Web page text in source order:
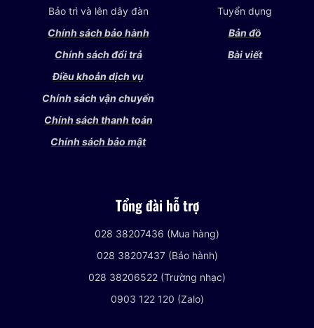
Bảo trì và lên dây đàn
Chính sách bảo hành
Chính sách đổi trả
Điều khoản dịch vụ
Chính sách vận chuyển
Chính sách thanh toán
Chính sách bảo mật
Tuyển dụng
Bản đồ
Bài viết
Tổng đài hỗ trợ
028 38207436 (Mua hàng)
028 38207437 (Bảo hành)
028 38206522 (Trường nhạc)
0903 122 120 (Zalo)